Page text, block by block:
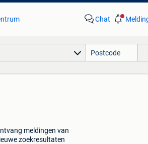
Chat
meldingen van
zoekresultaten